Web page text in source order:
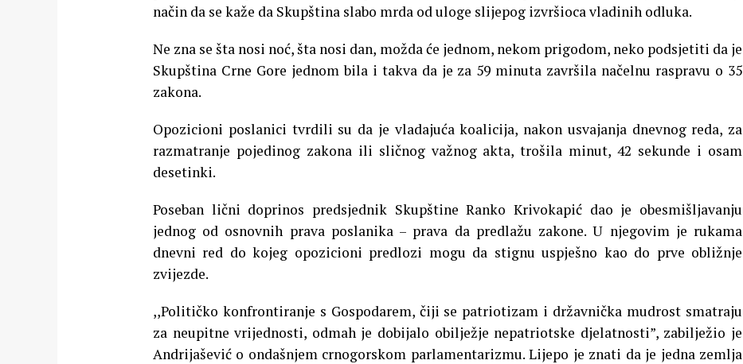
način da se kaže da Skupština slabo mrda od uloge slijepog izvršioca vladinih odluka.
Ne zna se šta nosi noć, šta nosi dan, možda će jednom, nekom prigodom, neko podsjetiti da je
Skupština Crne Gore jednom bila i takva da je za 59 minuta završila načelnu raspravu o 35
zakona.
Opozicioni poslanici tvrdili su da je vladajuća koalicija, nakon usvajanja dnevnog reda, za
razmatranje pojedinog zakona ili sličnog važnog akta, trošila minut, 42 sekunde i osam
desetinki.
Poseban lični doprinos predsjednik Skupštine Ranko Krivokapić dao je obesmišljavanju
jednog od osnovnih prava poslanika – prava da predlažu zakone. U njegovim je rukama
dnevni red do kojeg opozicioni predlozi mogu da stignu uspješno kao do prve obližnje
zvijezde.
,,Političko konfrontiranje s Gospodarem, čiji se patriotizam i državnička mudrost smatraju
za neupitne vrijednosti, odmah je dobijalo obilježje nepatriotske djelatnosti”, zabilježio je
Andrijašević o ondašnjem crnogorskom parlamentarizmu. Lijepo je znati da je jedna zemlja